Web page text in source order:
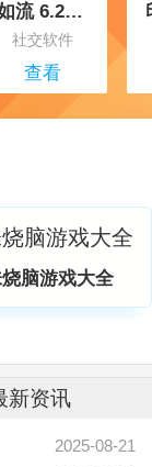
如流 6.2.5.2
社交软件
查看
网易云音乐
常用工具
脑游戏大全
新资讯
2025-08-21